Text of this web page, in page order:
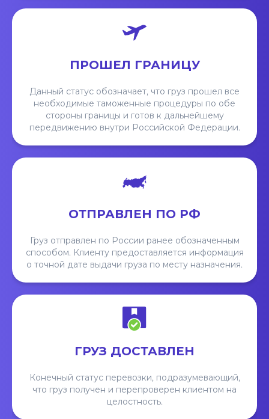
ПРОШЕЛ ГРАНИЦУ
Данный статус обозначает, что груз прошел все
необходимые таможенные процедуры по обе
стороны границы и готов к дальнейшему
передвижению внутри Российской Федерации.
ОТПРАВЛЕН ПО РФ
Груз отправлен по России ранее обозначенным
способом. Клиенту предоставляется информация
о точной дате выдачи груза по месту назначения.
ГРУЗ ДОСТАВЛЕН
Конечный статус перевозки, подразумевающий,
что груз получен и перепроверен клиентом на
целостность.